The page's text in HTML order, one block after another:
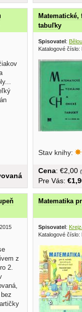
Matematické,
tabuľky
Spisovatel :
Katalogové číslo:
Stav knihy:
Cena: €2,00
Pre Vás:
z
2.
Matematika
Spisovatel:
Katalogové číslo: